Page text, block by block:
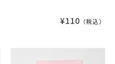
¥110 （税込）